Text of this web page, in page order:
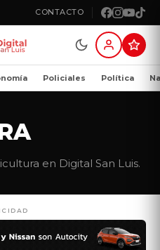
CONTACTO
Policiales Política
en Digital San Luis.